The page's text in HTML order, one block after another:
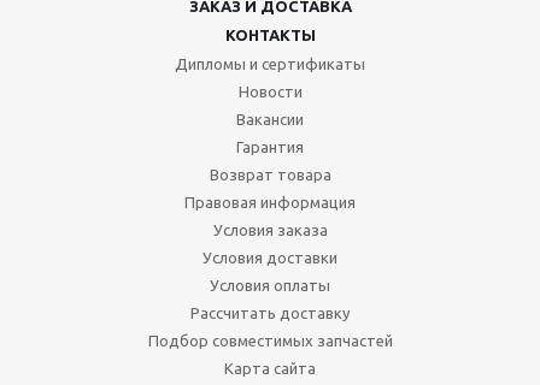
ЗАКАЗ И ДОСТАВКА
КОНТАКТЫ
Дипломы и сертификаты
Новости
Вакансии
Гарантия
Возврат товара
Правовая информация
Условия заказа
Условия доставки
Условия оплаты
Рассчитать доставку
Подбор совместимых запчастей
Карта сайта